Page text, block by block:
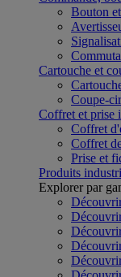
Bouton
Cartouche et
Coupe-
Coffret et prise
Coffret
Coffret
Prise et
Produits
Explorer par